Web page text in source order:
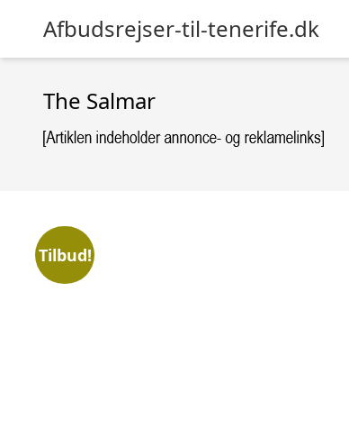
Afbudsrejser-til-tenerife.dk
The Salmar
Tilbud!